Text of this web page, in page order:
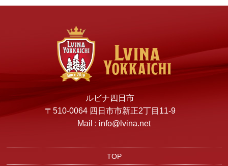
ルビナ四日市
〒510-0064 四日市市新正2丁目11-9
Mail : info@lvina.net
TOP